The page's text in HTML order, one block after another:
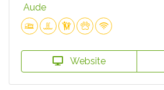
Aude
Website